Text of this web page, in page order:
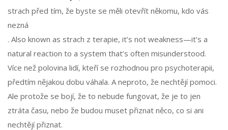
strach před tím, že byste se měli otevřít někomu, kdo vás
nezná
. Also known as strach z terapie, it’s not weakness—it’s a
natural reaction to a system that’s often misunderstood.
Více než polovina lidí, kteří se rozhodnou pro psychoterapii,
předtím nějakou dobu váhala. A neproto, že nechtějí pomoci.
Ale protože se bojí, že to nebude fungovat, že je to jen
ztráta času, nebo že budou muset přiznat něco, co si ani
nechtějí přiznat.